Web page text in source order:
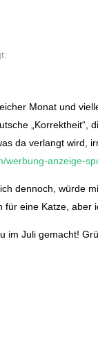
Monat und
„Korrektheit“,
da verlangt wird,
werbung-anzeige-
dennoch, würde
für eine Katze, aber
im Juli gemacht!